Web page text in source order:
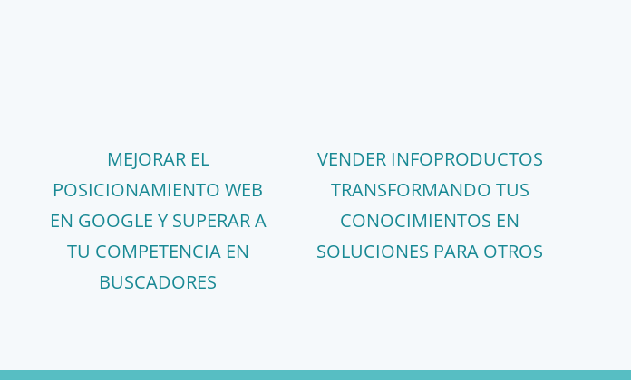
MEJORAR EL
POSICIONAMIENTO WEB
EN GOOGLE Y SUPERAR A
TU COMPETENCIA EN
BUSCADORES
VENDER INFOPRODUCTOS
TRANSFORMANDO TUS
CONOCIMIENTOS EN
SOLUCIONES PARA OTROS